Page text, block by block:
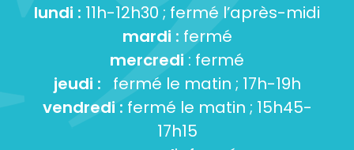
lundi : 11h-12h30 ; fermé l’après-midi
mardi : fermé
mercredi : fermé
jeudi : fermé le matin ; 17h-19h
vendredi : fermé le matin ; 15h45-
17h15